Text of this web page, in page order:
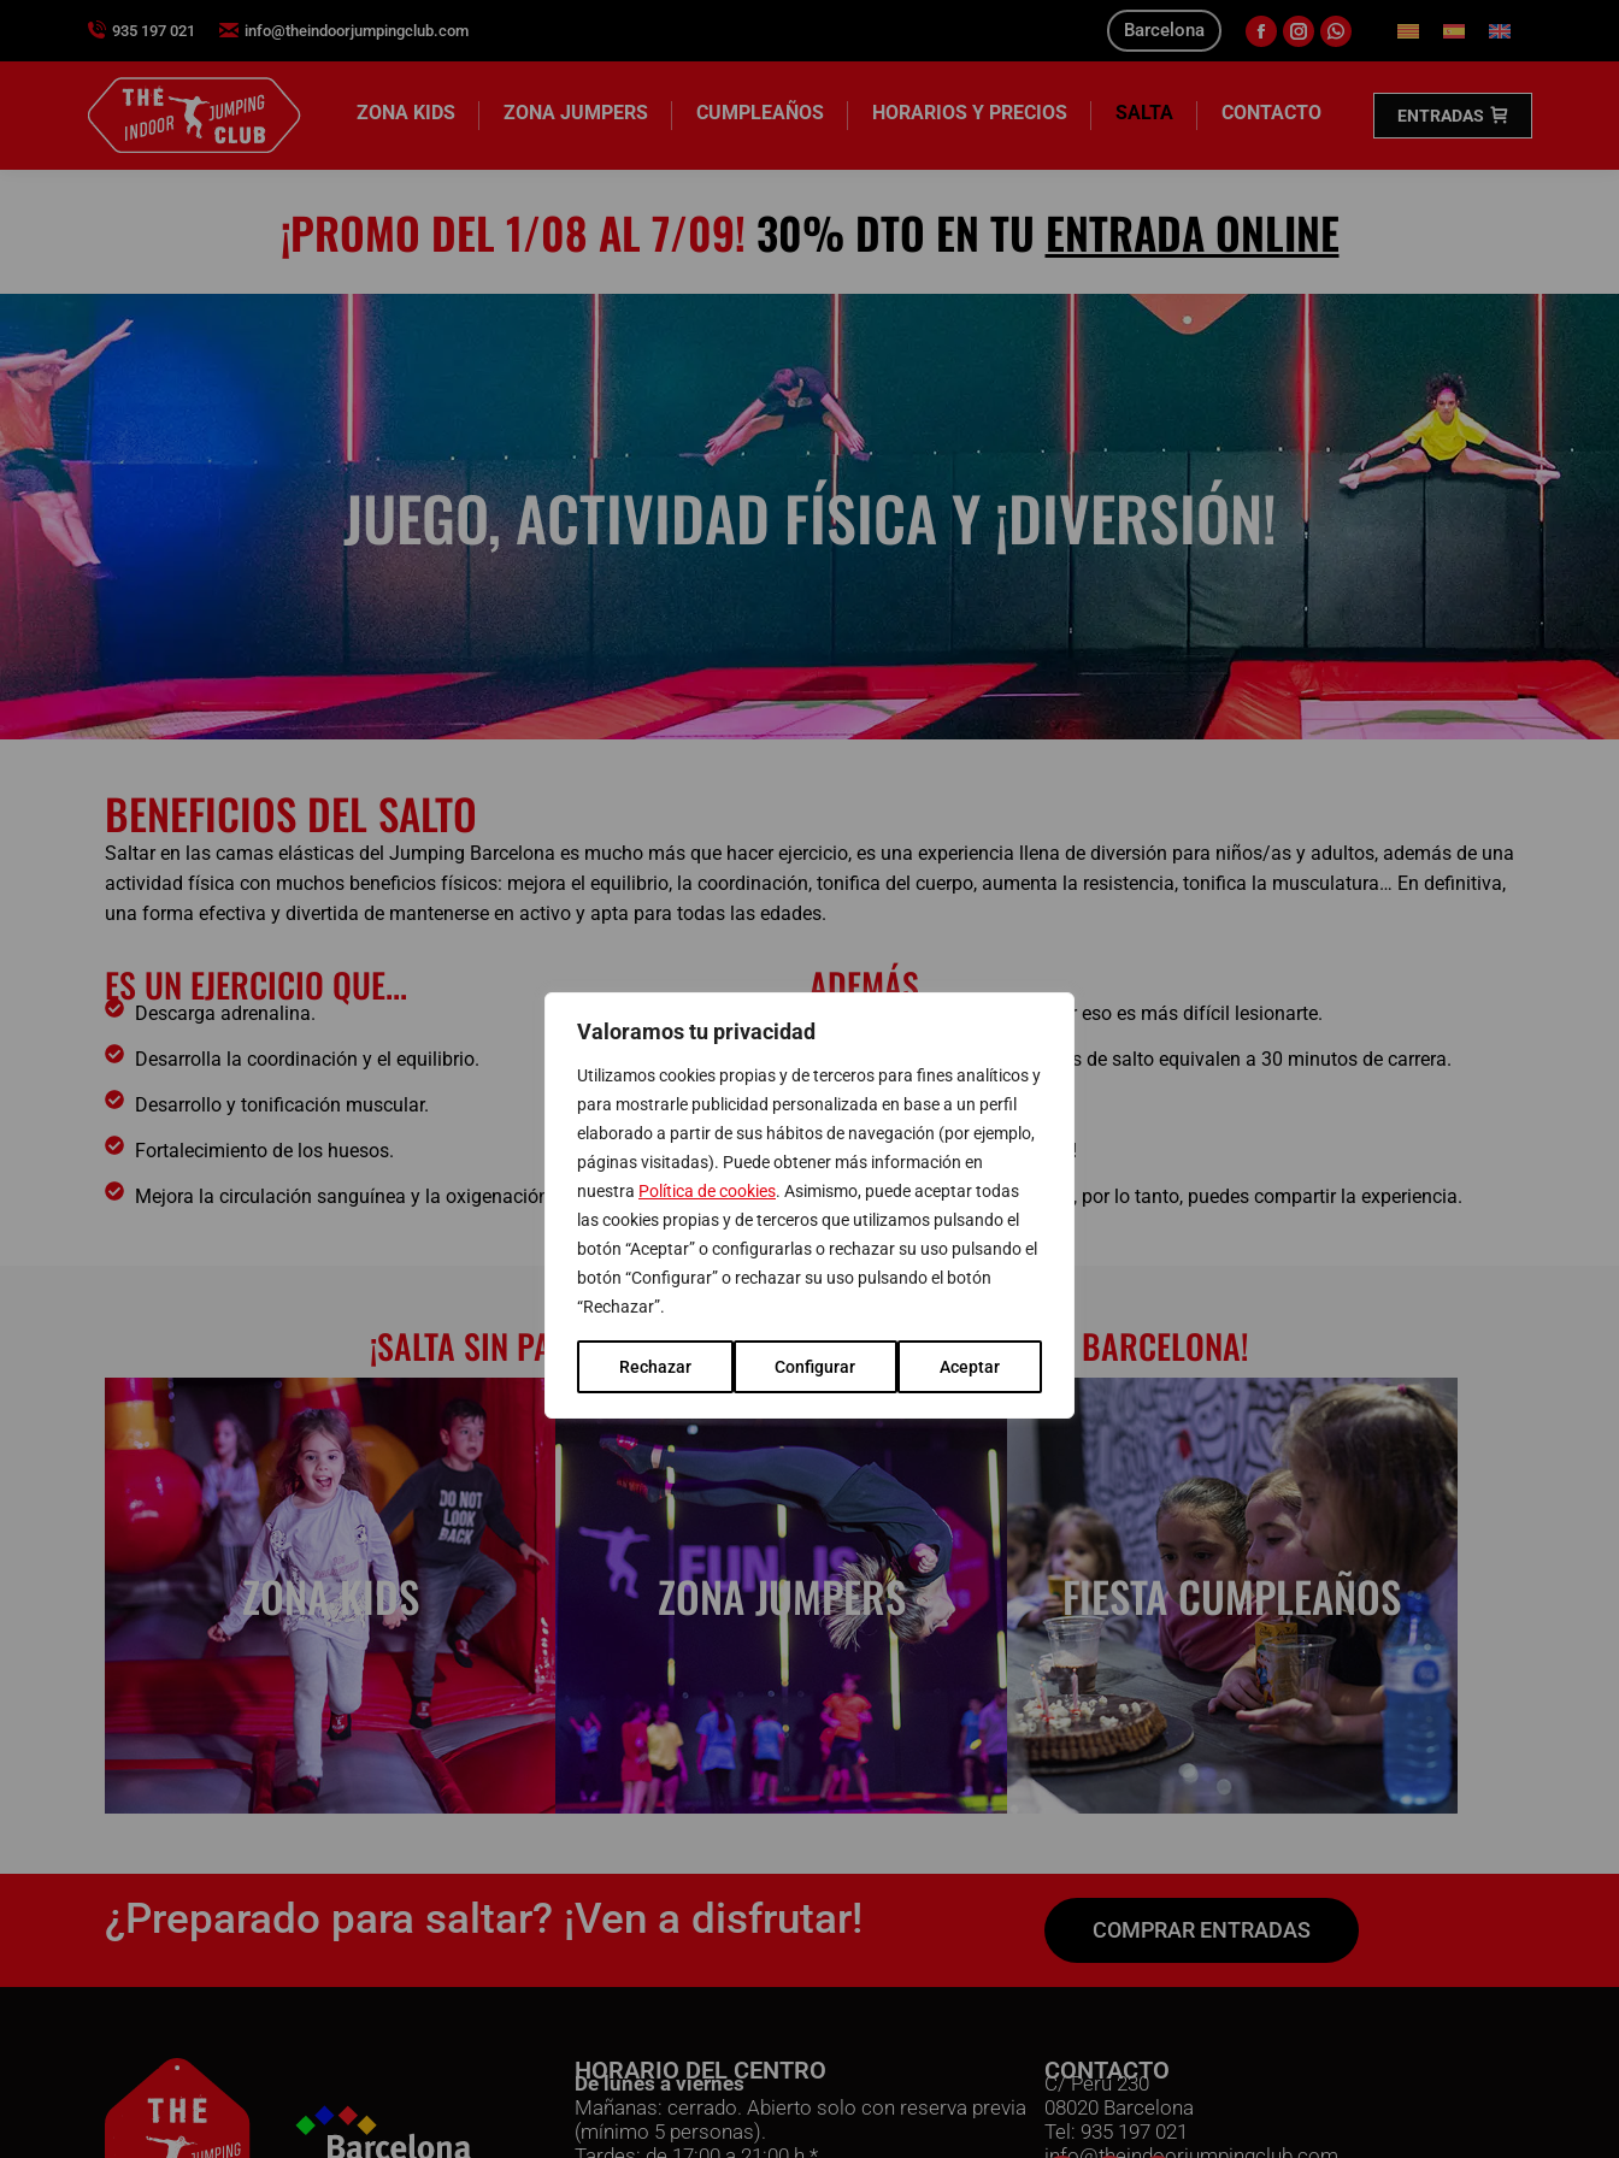
Valoramos tu privacidad
Utilizamos cookies propias y de terceros para fines analíticos y
para mostrarle publicidad personalizada en base a un perfil
elaborado a partir de sus hábitos de navegación (por ejemplo,
páginas visitadas). Puede obtener más información en
nuestra Política de cookies. Asimismo, puede aceptar todas
las cookies propias y de terceros que utilizamos pulsando el
botón “Aceptar” o configurarlas o rechazar su uso pulsando el
botón “Configurar” o rechazar su uso pulsando el botón
“Rechazar”.
Configurar
Rechazar Aceptar
935 197 021 info@theindoorjumpingclub.com Barcelona
ZONA KIDS ZONA JUMPERS CUMPLEAÑOS HORARIOS Y PRECIOS SALTA CONTACTO ENTRADAS
¡PROMO DEL 1/08 AL 7/09! 30% DTO EN TU ENTRADA ONLINE
JUEGO, ACTIVIDAD FÍSICA Y ¡DIVERSIÓN!
BENEFICIOS DEL SALTO
Saltar en las camas elásticas del Jumping Barcelona es mucho más que hacer ejercicio, es una experiencia llena de diversión para niños/as y adultos, además de una
actividad física con muchos beneficios físicos: mejora el equilibrio, la coordinación, tonifica del cuerpo, aumenta la resistencia, tonifica la musculatura… En definitiva,
una forma efectiva y divertida de mantenerse en activo y apta para todas las edades.
ES UN EJERCICIO QUE...
Descarga adrenalina.
Desarrolla la coordinación y el equilibrio.
Desarrollo y tonificación muscular.
Fortalecimiento de los huesos.
Mejora la circulación sanguínea y la oxigenación muscular.
ADEMÁS...
Tiene un bajo impacto y por eso es más difícil lesionarte.
Elimina calorías: 10 minutos de salto equivalen a 30 minutos de carrera.
Reactiva el metabolismo.
¡Es increíblemente divertido!
Es una actividad de grupo y, por lo tanto, puedes compartir la experiencia.
¡SALTA SIN PARAR EN NUESTRAS ZONAS DEL JUMPING BARCELONA!
ZONA KIDS ZONA JUMPERS FIESTA CUMPLEAÑOS
¿Preparado para saltar? ¡Ven a disfrutar! COMPRAR ENTRADAS
HORARIO DEL CENTRO
De lunes a viernes
Mañanas: cerrado. Abierto solo con reserva previa
(mínimo 5 personas).
CONTACTO
C/ Perú 230
08020 Barcelona
Tel: 935 197 021